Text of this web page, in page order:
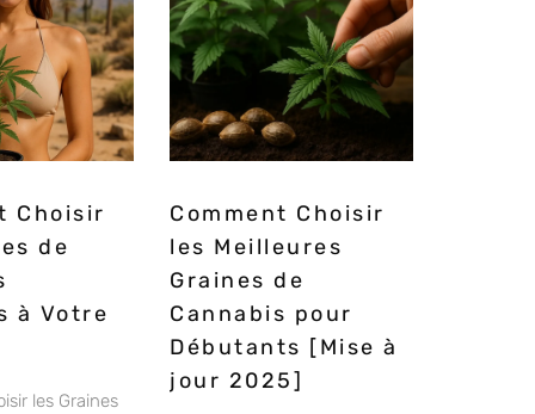
Choisir
de
à Votre
les Graines
Comment Choisir
les Meilleures
Graines de
Cannabis pour
Débutants [Mise à
jour 2025]